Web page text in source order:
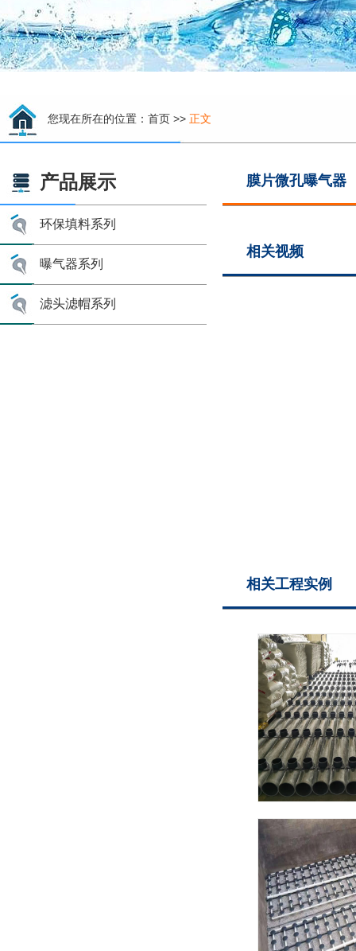
您现在所在的位置： 首页 >> 正文
产品展示
环保填料系列
曝气器系列
滤头滤帽系列
膜片微孔曝气器
相关视频
相关工程实例